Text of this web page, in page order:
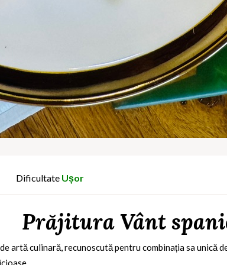
Dificultate Ușor
Prăjitura Vânt
artă culinară, recunoscută pentru combinația sa unică